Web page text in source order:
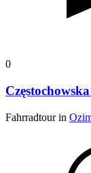
0
Fahrradtour in